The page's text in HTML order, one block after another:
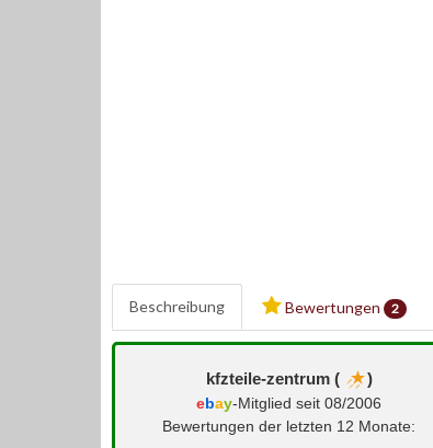
Beschreibung Bewertungen 2
kfzteile-zentrum ( )
ebay-Mitglied seit 08/2006
Bewertungen der letzten 12 Monate: